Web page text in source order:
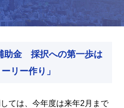
金 採択への第一歩は
リー作り」
ては、今年度は来年2月まで